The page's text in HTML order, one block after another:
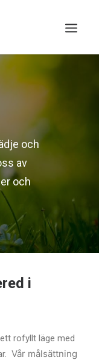
och
av
och
i
rofyllt läge med
Vår målsättning